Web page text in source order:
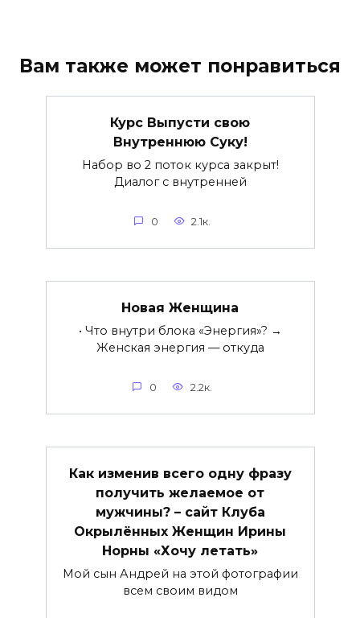
Вам также может понравиться
Курс Выпусти свою
Внутреннюю Суку!
Набор во 2 поток курса закрыт!
Диалог с внутренней
0 2.1к.
Новая Женщина
• Что внутри блока «Энергия»? →
Женская энергия — откуда
0 2.2к.
Как изменив всего одну фразу
получить желаемое от
мужчины? – сайт Клуба
Окрылённых Женщин Ирины
Норны «Хочу летать»
Мой сын Андрей на этой фотографии
всем своим видом